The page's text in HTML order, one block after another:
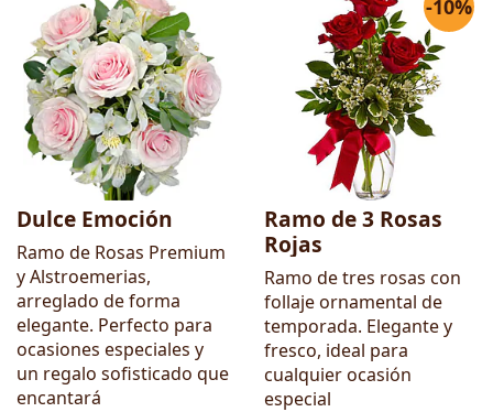
Dulce Emoción
Ramo de Rosas Premium
y Alstroemerias,
arreglado de forma
elegante. Perfecto para
ocasiones especiales y
un regalo sofisticado que
encantará
-10%
Ramo de 3 Rosas
Rojas
Ramo de tres rosas con
follaje ornamental de
temporada. Elegante y
fresco, ideal para
cualquier ocasión
especial